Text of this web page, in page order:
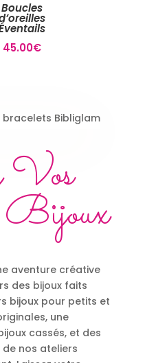
Boucles
45.00€
Vos
Bijoux
aventure créative
des bijoux faits
bijoux pour petits et
une
cassés, et des
nos ateliers